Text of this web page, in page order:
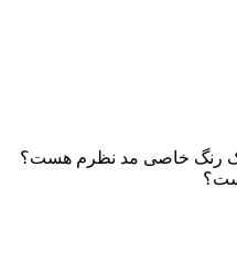
رنگ خاصی مد نظرم هست؟